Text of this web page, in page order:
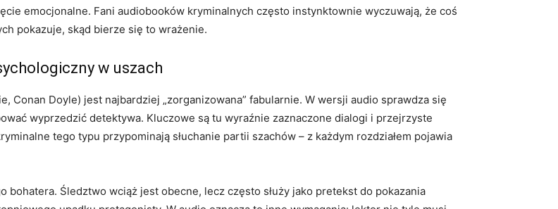
emocjonalne. Fani audiobooków kryminalnych często instynktownie wyczuwają, że coś
pokazuje, skąd bierze się to wrażenie.
w uszach
Conan Doyle) jest najbardziej „zorganizowana” fabularnie. W wersji audio sprawdza się
wyprzedzić detektywa. Kluczowe są tu wyraźnie zaznaczone dialogi i przejrzyste
tego typu przypominają słuchanie partii szachów – z każdym rozdziałem pojawia
bohatera. Śledztwo wciąż jest obecne, lecz często służy jako pretekst do pokazania